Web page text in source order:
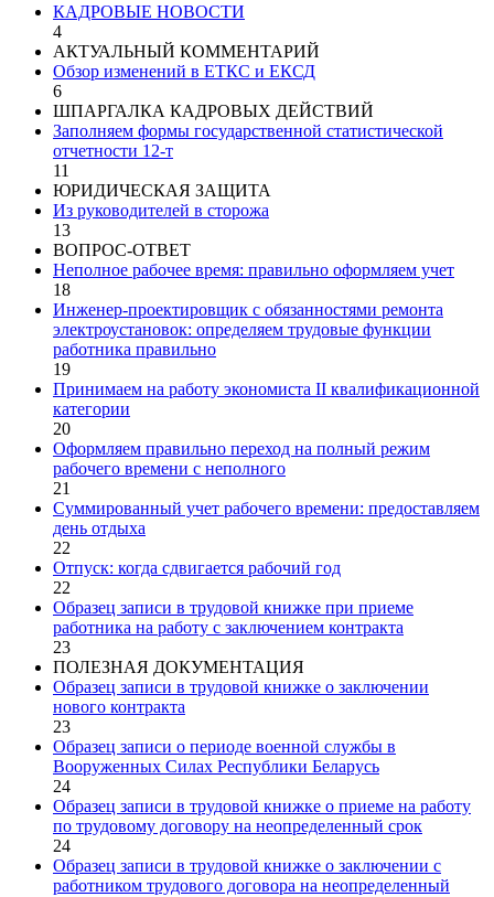
КАДРОВЫЕ НОВОСТИ
4
АКТУАЛЬНЫЙ КОММЕНТАРИЙ
Обзор изменений в ЕТКС и ЕКСД
6
ШПАРГАЛКА КАДРОВЫХ ДЕЙСТВИЙ
Заполняем формы государственной статистической
отчетности 12-т
11
ЮРИДИЧЕСКАЯ ЗАЩИТА
Из руководителей в сторожа
13
ВОПРОС-ОТВЕТ
Неполное рабочее время: правильно оформляем учет
18
Инженер-проектировщик с обязанностями ремонта
электроустановок: определяем трудовые функции
работника правильно
19
Принимаем на работу экономиста II квалификационной
категории
20
Оформляем правильно переход на полный режим
рабочего времени с неполного
21
Суммированный учет рабочего времени: предоставляем
день отдыха
22
Отпуск: когда сдвигается рабочий год
22
Образец записи в трудовой книжке при приеме
работника на работу с заключением контракта
23
ПОЛЕЗНАЯ ДОКУМЕНТАЦИЯ
Образец записи в трудовой книжке о заключении
нового контракта
23
Образец записи о периоде военной службы в
Вооруженных Силах Республики Беларусь
24
Образец записи в трудовой книжке о приеме на работу
по трудовому договору на неопределенный срок
24
Образец записи в трудовой книжке о заключении с
работником трудового договора на неопределенный